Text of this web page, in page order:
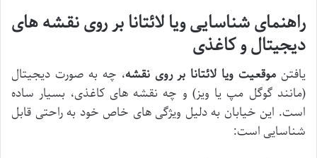
راهنمای شناسایی ویا لائتانا بر روی نقشه های
دیجیتال و کاغذی
یافتن موقعیت ویا لائتانا بر روی نقشه، چه به صورت دیجیتال
(مانند گوگل مپ یا ویز) و چه نقشه های کاغذی، بسیار ساده
است. این خیابان به دلیل ویژگی های خاص خود به راحتی قابل
شناسایی است: